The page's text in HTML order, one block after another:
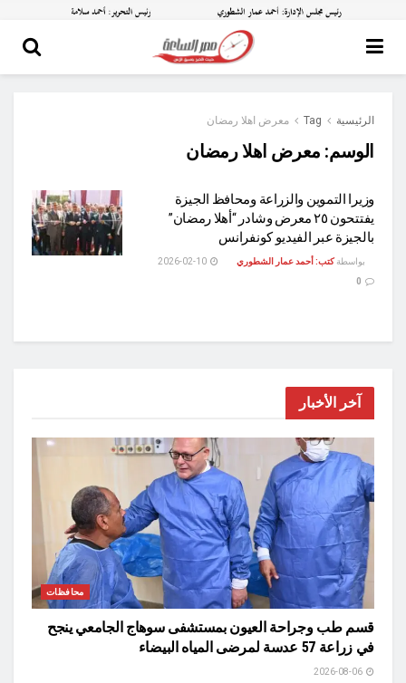
الرئيسية Tag معرض اهلا رمضان
الوسم: معرض اهلا رمضان
وزيرا التموين والزراعة ومحافظ الجيزة
يفتتحون ٢٥ معرض وشادر “أهلا رمضان”
بالجيزة عبر الفيديو كونفرانس
بواسطة كتب: أحمد عمار الشطوري
آخر الأخبار
محافظات
قسم طب وجراحة العيون بمستشفى سوهاج الجامعي ينجح
في زراعة 57 عدسة لمرضى المياه البيضاء